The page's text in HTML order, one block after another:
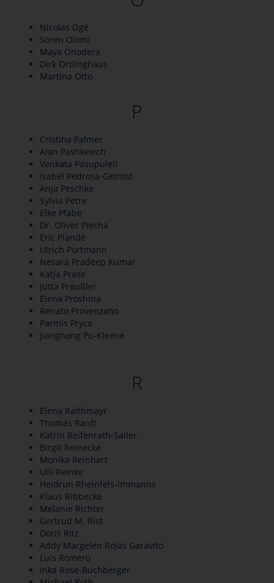
Nicolas Ogé
Sören Olomi
Maya Onodera
Dirk Ortlinghaus
Martina Otto
P
Cristina Palmer
Alan Pashkevich
Venkata Pasupuleti
Isabel Pedrosa-Getrost
Anja Peschke
Sylvia Petre
Elke Pfabe
Dr. Oliver Piecha
Eric Plandé
Ulrich Portmann
Nesara Pradeep Kumar
Katja Prase
Jutta Preußler
Elena Proshina
Renato Provenzano
Parmis Pryca
Jianghong Pu-Kleene
R
Elena Raithmayr
Thomas Ranft
Katrin Reifenrath-Sailer
Birgit Reinecke
Monika Reinhart
Ulli Reinke
Heidrun Rheinfels-Immanns
Klaus Ribbecke
Melanie Richter
Gertrud M. Rist
Doris Ritz
Addy Margelen Rojas Garavito
Luis Romero
Inka Rose-Buchberger